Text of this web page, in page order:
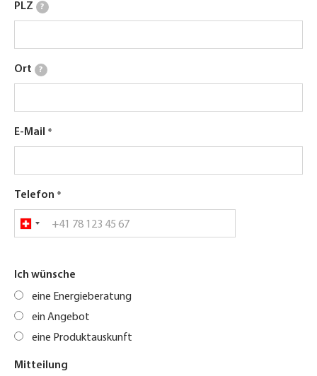
PLZ ?
Ort ?
E-Mail
Telefon
Ich wünsche
eine Energieberatung
ein Angebot
eine Produktauskunft
Mitteilung